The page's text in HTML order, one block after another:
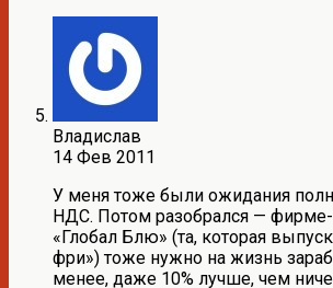
Владислав
14 Фев 2011
У меня тоже были ожидания
НДС. Потом разобрался —
«Глобал Блю» (та, которая
фри») тоже нужно на жизнь
менее, даже 10% лучше, чем